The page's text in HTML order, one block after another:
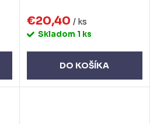
€20,40 / ks
Skladom 1 ks
DO KOŠÍKA